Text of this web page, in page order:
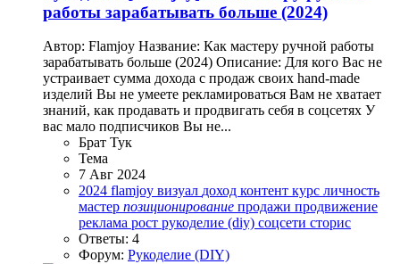
работы зарабатывать больше (2024)
Автор: Flamjoy Название: Как мастеру ручной работы
зарабатывать больше (2024) Описание: Для кого Вас не
устраивает сумма дохода с продаж своих hand-made
изделий Вы не умеете рекламироваться Вам не хватает
знаний, как продавать и продвигать себя в соцсетях У
вас мало подписчиков Вы не...
Брат Тук
Тема
7 Авг 2024
2024 flamjoy визуал доход контент курс личность
мастер позиционирование продажи продвижение
реклама рост рукоделие (diy) соцсети сторис
Ответы: 4
Форум: Рукоделие (DIY)